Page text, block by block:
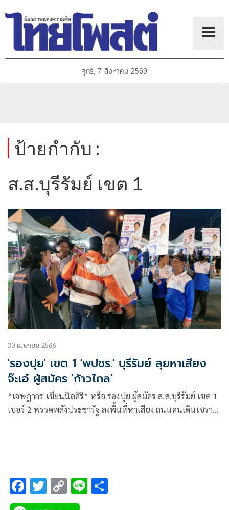
ศุกร์, 7 สิงหาคม 2569
ป้ายกำกับ :
ส.ส.บุรีรัมย์ เขต 1
30 เมษายน 2566
'รองปุย' เขต 1 'พปชร.' บุรีรัมย์ ลุยหาเสียง
จ๊ะเอ๋ ผู้สมัคร 'ก้าวไกล'
“เจษฎากร เขียนนิลศิริ” หรือ รองปุย ผู้สมัคร ส.ส.บุรีรัมย์ เขต 1
เบอร์ 2 พรรคพลังประชารัฐ ลงพื้นที่หาเสียง ถนนคนเดินเซราะ
F
ac
T
wi
C
o
Li